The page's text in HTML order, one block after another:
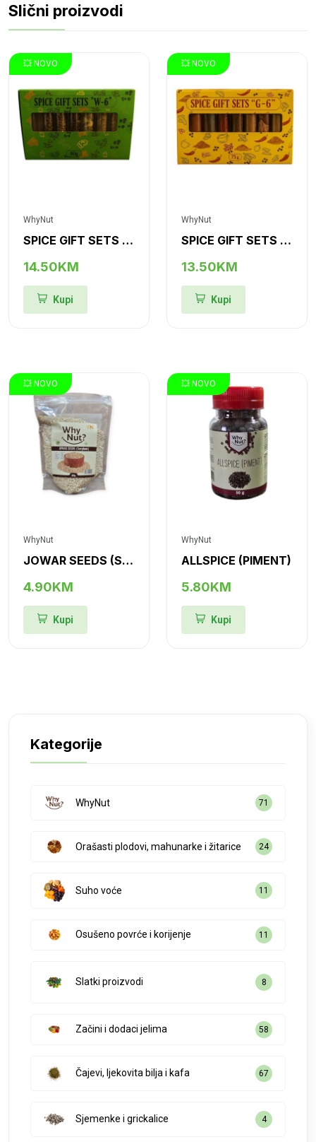
Slični proizvodi
💥 NOVO
WhyNut
SPICE GIFT SETS "W-6"
14.50KM
Kupi
💥 NOVO
WhyNut
SPICE GIFT SETS "G-6"
13.50KM
Kupi
💥 NOVO
WhyNut
JOWAR SEEDS (SIRAK ZRNO)
4.90KM
Kupi
💥 NOVO
WhyNut
ALLSPICE (PIMENT)
5.80KM
Kupi
Kategorije
WhyNut 71
Orašasti plodovi, mahunarke i žitarice 24
Suho voće 11
Osušeno povrće i korijenje 11
Slatki proizvodi 8
Začini i dodaci jelima 58
Čajevi, ljekovita bilja i kafa 67
Sjemenke i grickalice 4